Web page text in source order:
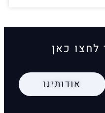
כאן
אודותינו